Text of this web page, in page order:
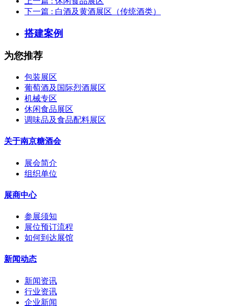
下一篇 : 白酒及黄酒展区（传统酒类）
搭建案例
为您推荐
包装展区
葡萄酒及国际烈酒展区
机械专区
休闲食品展区
调味品及食品配料展区
关于南京糖酒会
展会简介
组织单位
展商中心
参展须知
展位预订流程
如何到达展馆
新闻动态
新闻资讯
行业资讯
企业新闻